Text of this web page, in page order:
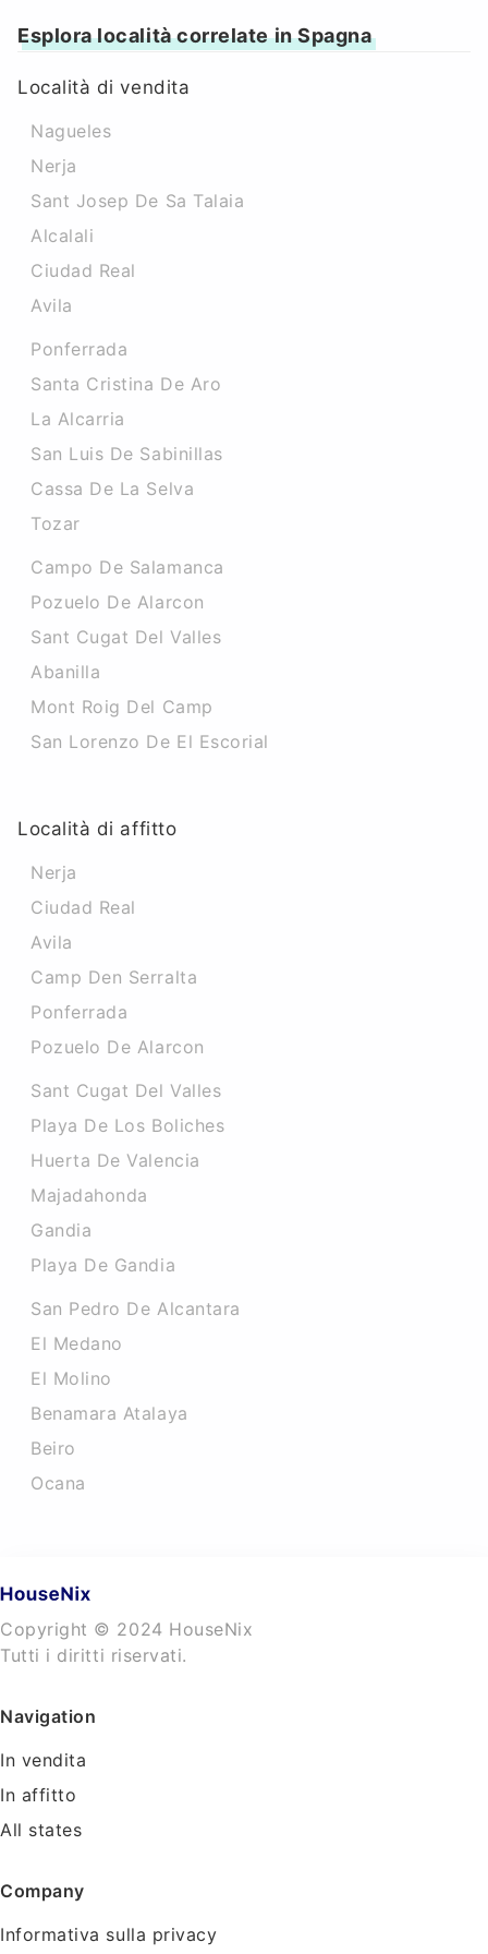
Esplora località correlate in Spagna
Località di vendita
Nagueles
Nerja
Sant Josep De Sa Talaia
Alcalali
Ciudad Real
Avila
Ponferrada
Santa Cristina De Aro
La Alcarria
San Luis De Sabinillas
Cassa De La Selva
Tozar
Campo De Salamanca
Pozuelo De Alarcon
Sant Cugat Del Valles
Abanilla
Mont Roig Del Camp
San Lorenzo De El Escorial
Località di affitto
Nerja
Ciudad Real
Avila
Camp Den Serralta
Ponferrada
Pozuelo De Alarcon
Sant Cugat Del Valles
Playa De Los Boliches
Huerta De Valencia
Majadahonda
Gandia
Playa De Gandia
San Pedro De Alcantara
El Medano
El Molino
Benamara Atalaya
Beiro
Ocana
Copyright © 2024 HouseNix
Tutti i diritti riservati.
Navigation
In vendita
In affitto
All states
Company
Informativa sulla privacy